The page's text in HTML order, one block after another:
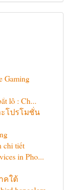
Gaming
lô : Ch...
โปรโมชั่น
chi tiết
in Pho...
คใต้